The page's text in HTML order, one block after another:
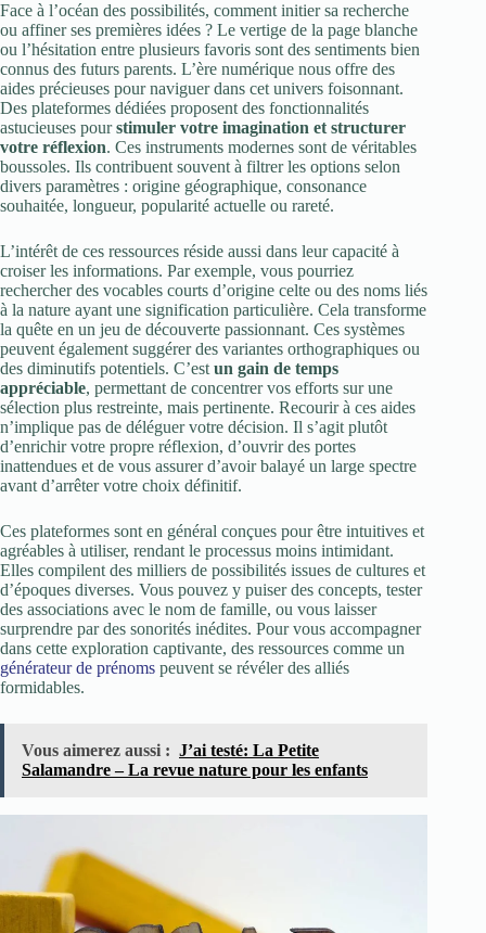
Face à l’océan des possibilités, comment initier sa recherche
ou affiner ses premières idées ? Le vertige de la page blanche
ou l’hésitation entre plusieurs favoris sont des sentiments bien
connus des futurs parents. L’ère numérique nous offre des
aides précieuses pour naviguer dans cet univers foisonnant.
Des plateformes dédiées proposent des fonctionnalités
astucieuses pourstimuler votre imagination et structurer
votre réflexion. Ces instruments modernes sont de véritables
boussoles. Ils contribuent souvent à filtrer les options selon
divers paramètres : origine géographique, consonance
souhaitée, longueur, popularité actuelle ou rareté.
L’intérêt de ces ressources réside aussi dans leur capacité à
croiser les informations. Par exemple, vous pourriez
rechercher des vocables courts d’origine celte ou des noms liés
à la nature ayant une signification particulière. Cela transforme
la quête en un jeu de découverte passionnant. Ces systèmes
peuvent également suggérer des variantes orthographiques ou
des diminutifs potentiels. C’est un gain de temps
appréciable, permettant de concentrer vos efforts sur une
sélection plus restreinte, mais pertinente. Recourir à ces aides
n’implique pas de déléguer votre décision. Il s’agit plutôt
d’enrichir votre propre réflexion, d’ouvrir des portes
inattendues et de vous assurer d’avoir balayé un large spectre
avant d’arrêter votre choix définitif.
Ces plateformes sont en général conçues pour être intuitives et
agréables à utiliser, rendant le processus moins intimidant.
Elles compilent des milliers de possibilités issues de cultures et
d’époques diverses. Vous pouvez y puiser des concepts, tester
des associations avec le nom de famille, ou vous laisser
surprendre par des sonorités inédites. Pour vous accompagner
dans cette exploration captivante, des ressources comme un
générateur de prénoms peuvent se révéler des alliés
formidables.
Vous aimerez aussi : J’ai testé: La Petite
Salamandre – La revue nature pour les enfants